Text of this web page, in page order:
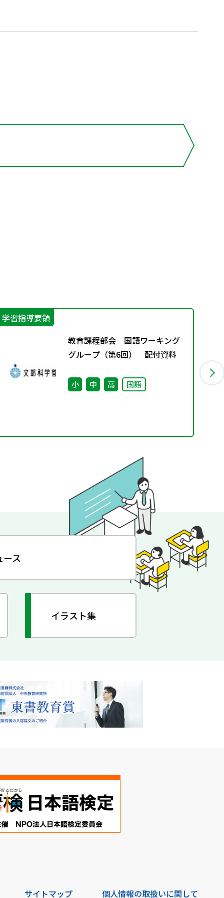
学習指導要領
教育課程部会 国語ワーキング
グループ（第6回） 配付資料
小 中 高 国語
ス
イラスト集
サイトマップ 個人情報の取扱いに関して